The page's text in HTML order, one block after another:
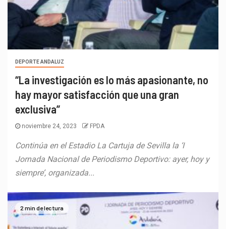
DEPORTE ANDALUZ
“La investigación es lo más apasionante, no
hay mayor satisfacción que una gran
exclusiva”
noviembre 24, 2023 FPDA
Continúa en el Estadio La Cartuja de Sevilla la ‘I
Jornada Nacional de Periodismo Deportivo: ayer, hoy y
siempre’, organizada...
2 min de lectura